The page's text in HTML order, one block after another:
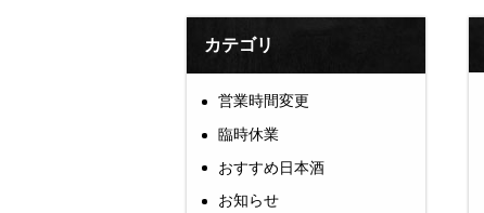
カテゴリ
営業時間変更
臨時休業
おすすめ日本酒
お知らせ